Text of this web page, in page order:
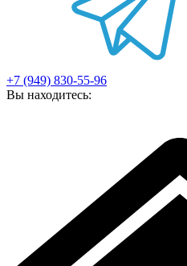
+7 (949) 830-55-96
Вы находитесь: